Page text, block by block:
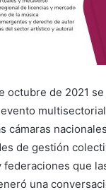
octubre de 2021
cámaras
de gestión
que
una